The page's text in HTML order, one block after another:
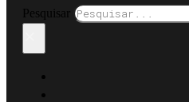
Pesquisar